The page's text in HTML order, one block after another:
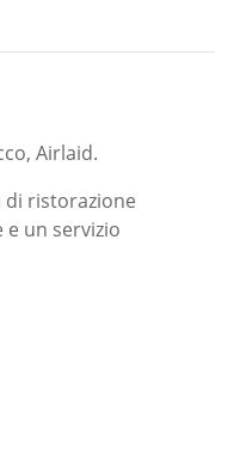
Airlaid.
ristorazione
e un servizio